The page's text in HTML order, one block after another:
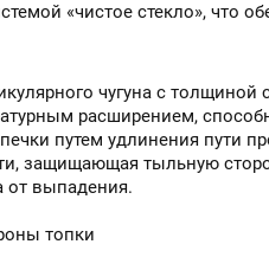
«чистое стекло», что
чугуна с толщиной
расширением,
путем удлинения пути
защищающая тыльную
от выпадения.
топки